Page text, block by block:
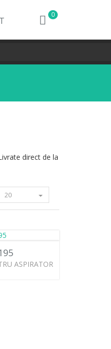
0
direct de la
20
ASPIRATOR